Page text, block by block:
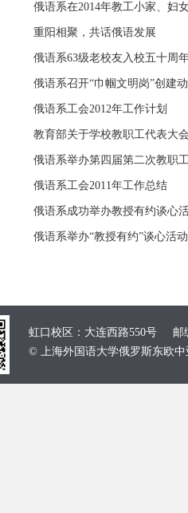
俄语系在2014年教工小家、妇
重阳相聚，共话俄语发展
俄语系63级老校友入校五十周
俄语系召开“巾帼文明岗”创建
俄语系工会2012年工作计划
教育部关于学校教职工代表大
俄语系举办第四届第二次教职
俄语系工会2011年工作总结
俄语系成功举办教授有约谈心
俄语系举办“教授有约”谈心活动
虹口校区：大连西路550号 邮
© 上海外国语大学俄罗斯东欧中